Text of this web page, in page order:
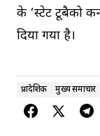
के ‘स्टेट टूबैको
दिया गया है।
प्रादेशिक मुख्य समाचार